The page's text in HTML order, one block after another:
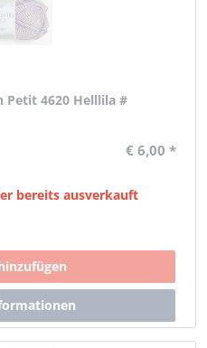
Petit 4620 Helllila #
€ 6,00 *
bereits ausverkauft